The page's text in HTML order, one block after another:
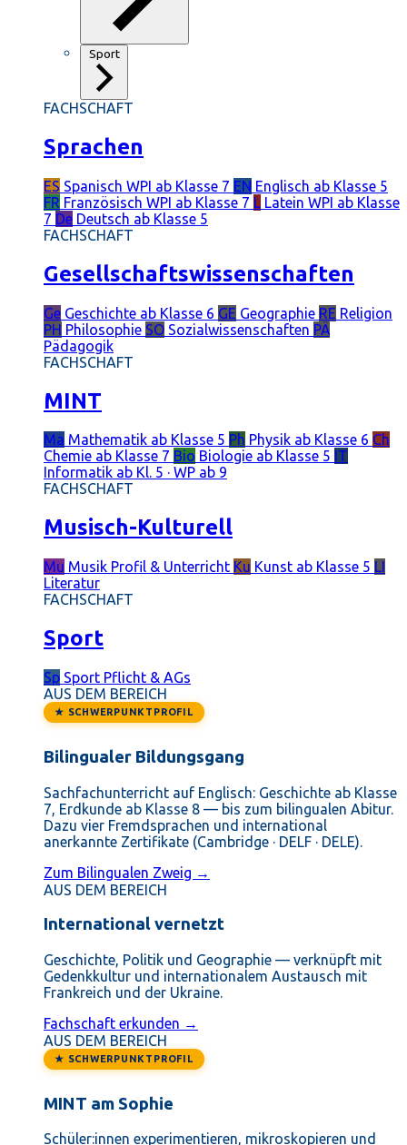
Sport
FACHSCHAFT
Sprachen
ES Spanisch WPI ab Klasse 7 EN Englisch ab Klasse 5
FR Französisch WPI ab Klasse 7 L Latein WPI ab Klasse
7 De Deutsch ab Klasse 5
FACHSCHAFT
Gesellschaftswissenschaften
Ge Geschichte ab Klasse 6 GE Geographie RE Religion
PH Philosophie SO Sozialwissenschaften PÄ
Pädagogik
FACHSCHAFT
MINT
Ma Mathematik ab Klasse 5 Ph Physik ab Klasse 6 Ch
Chemie ab Klasse 7 Bio Biologie ab Klasse 5 IT
Informatik ab Kl. 5 · WP ab 9
FACHSCHAFT
Musisch-Kulturell
Mu Musik Profil & Unterricht Ku Kunst ab Klasse 5 LI
Literatur
FACHSCHAFT
Sport
Sp Sport Pflicht & AGs
AUS DEM BEREICH
★ SCHWERPUNKTPROFIL
Bilingualer Bildungsgang
Sachfachunterricht auf Englisch: Geschichte ab Klasse
7, Erdkunde ab Klasse 8 — bis zum bilingualen Abitur.
Dazu vier Fremdsprachen und international
anerkannte Zertifikate (Cambridge · DELF · DELE).
Zum Bilingualen Zweig →
AUS DEM BEREICH
International vernetzt
Geschichte, Politik und Geographie — verknüpft mit
Gedenkkultur und internationalem Austausch mit
Frankreich und der Ukraine.
Fachschaft erkunden →
AUS DEM BEREICH
★ SCHWERPUNKTPROFIL
MINT am Sophie
Schüler:innen experimentieren, mikroskopieren und